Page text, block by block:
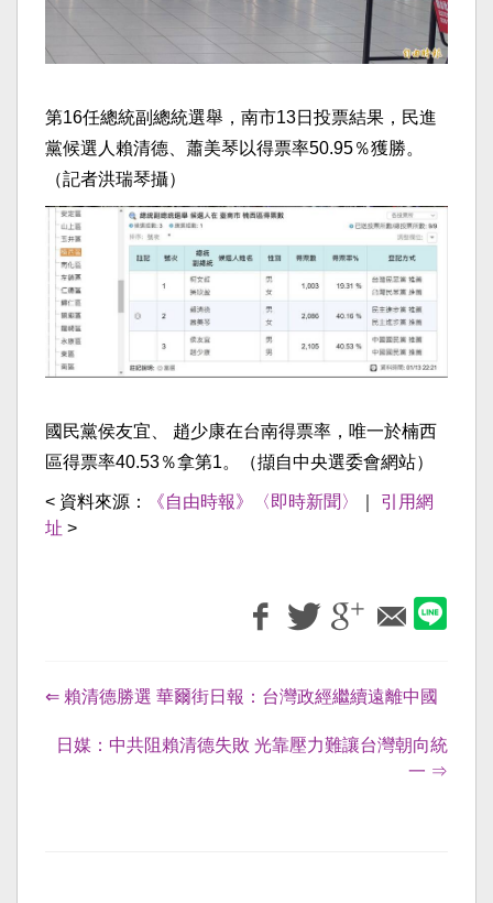
第16任總統副總統選舉，南市13日投票結果，民進
黨候選人賴清德、蕭美琴以得票率50.95％獲勝。
（記者洪瑞琴攝）
國民黨侯友宜、 趙少康在台南得票率，唯一於楠西
區得票率40.53％拿第1。（擷自中央選委會網站）
< 資料來源： 《自由時報》〈即時新聞〉
引用網
址 >
⇐ 賴清德勝選 華爾街日報：台灣政經繼續遠離中國
日媒：中共阻賴清德失敗 光靠壓力難讓台灣朝向統
一 ⇒